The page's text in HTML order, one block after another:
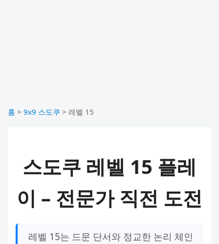
홈 > 9x9 스도쿠 > 레벨 15
스도쿠 레벨 15 플레
이 – 전문가 직전 도전
레벨 15는 드문 단서와 정교한 논리 체인